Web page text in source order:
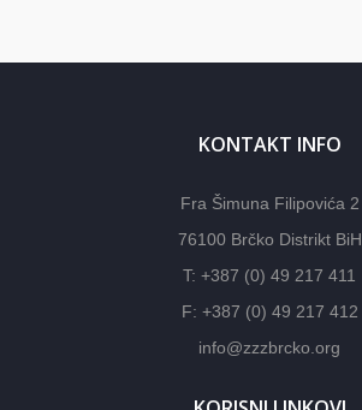
KONTAKT INFO
Fra Šimuna Filipovića 2
76100 Brčko Distrikt BiH
T: +387 (0) 49 217 411
F: +387 (0) 49 217 412
info@zzzbrcko.org